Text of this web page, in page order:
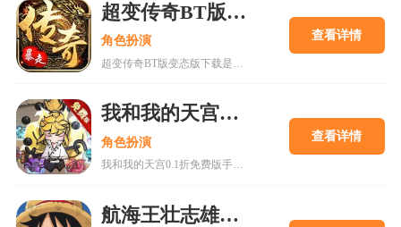
超变传奇BT版变态版下载
角色扮演 查看详情
我和我的天宫0.1折免费版手游
角色扮演
我和我的天宫0.1折免费版手游是一款古风仙侠玩家扮演类手游。游戏内所有充值皆为0.1折，更有7日登录豪礼，累计登录豪礼，开服庆典等免费白嫖活动。
查看详情
航海王壮志雄心2025最新版